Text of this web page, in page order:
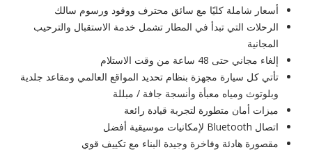
أسعار شاملة كليًا مع سائق محترف ووقود ورسوم سالك
الرحلات التي تبدأ في المطار تشمل خدمة الاستقبال والترحيب
المجانية
إلغاء مجاني حتى 48 ساعة من وقت الاستلام
تأتي كل سيارة مجهزة بنظام تحديد المواقع العالمي ومقاعد جلدية
وبلوتوث ومياه معبأة وأنسجة جافة / مبللة
ميزات أمان متطورة لتجربة قيادة رائعة
اتصال Bluetooth لإمكانيات موسيقية أفضل
مقصورة هادئة وفاخرة وجيدة البناء مع تكييف قوي